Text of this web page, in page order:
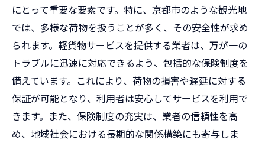
にとって重要な要素です。特に、京都市のような観光地
では、多様な荷物を扱うことが多く、その安全性が求め
られます。軽貨物サービスを提供する業者は、万が一の
トラブルに迅速に対応できるよう、包括的な保険制度を
備えています。これにより、荷物の損害や遅延に対する
保証が可能となり、利用者は安心してサービスを利用で
きます。また、保険制度の充実は、業者の信頼性を高
め、地域社会における長期的な関係構築にも寄与しま